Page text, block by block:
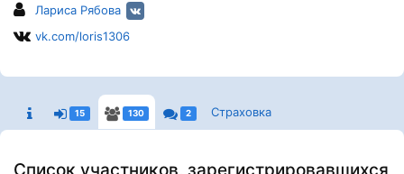
Лариса Рябова
vk.com/loris1306
15 130 2 Страховка